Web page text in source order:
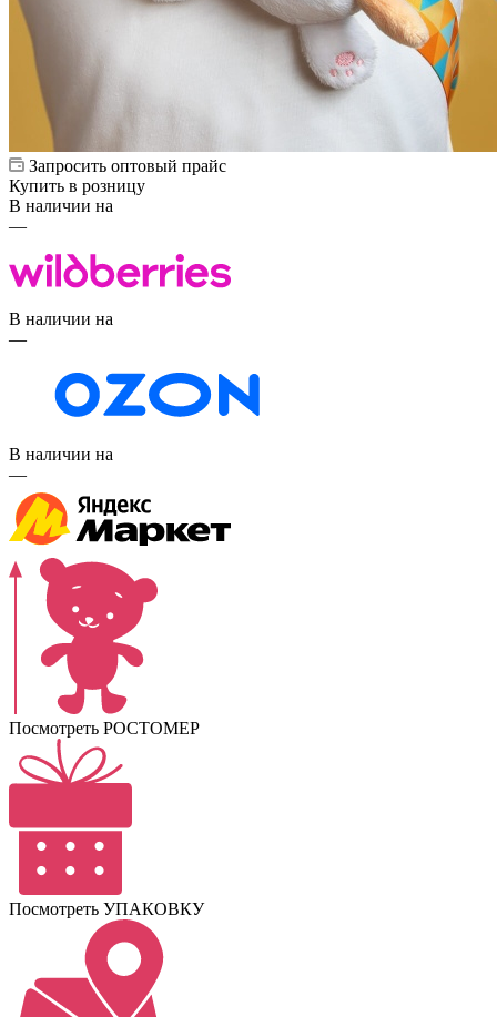
Запросить оптовый прайс
Купить в розницу
В наличии на
—
В наличии на
—
В наличии на
—
Посмотреть РОСТОМЕР
Посмотреть УПАКОВКУ